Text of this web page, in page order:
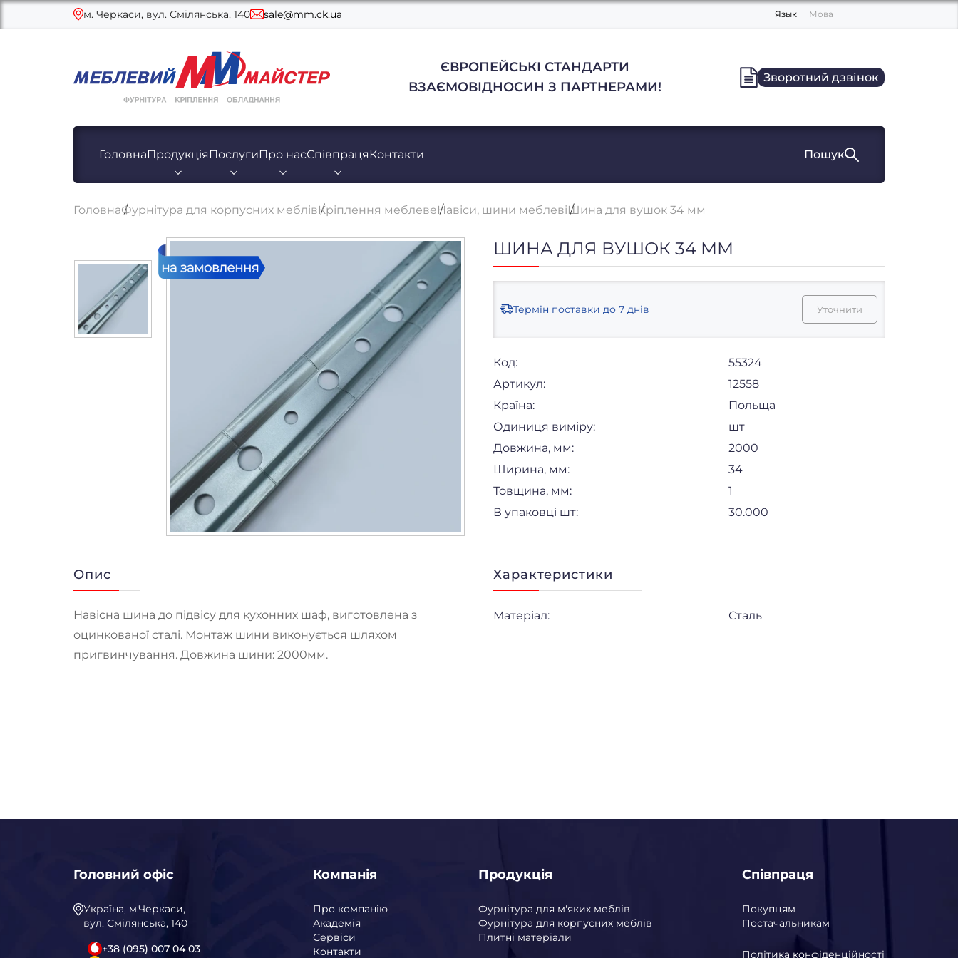
м. Черкаси, вул. Смілянська, 140 sale@mm.ck.ua Язык Мова
ЄВРОПЕЙСЬКІ СТАНДАРТИ
ВЗАЄМОВІДНОСИН З ПАРТНЕРАМИ!
Зворотний дзвінок
ГоловнаПродукція ПослугиПро насСпівпраця Контакти Пошук
ГоловнаФурнітура для корпусних меблівКріплення меблевеНавіси, шини меблевіШина для вушок 34 мм
ШИНА ДЛЯ ВУШОК 34 ММ
Термін поставки до 7 днів Уточнити
Код:
55324
Артикул:
12558
Країна:
Польща
Одиниця виміру:
шт
Довжина, мм:
2000
Ширина, мм:
34
Товщина, мм:
1
В упаковці шт:
30.000
Опис
Навісна шина до підвісу для кухонних шаф, виготовлена з
оцинкованої сталі. Монтаж шини виконується шляхом
пригвинчування. Довжина шини: 2000мм.
Характеристики
Матеріал: Сталь
Головний офіс
Україна, м.Черкаси,
вул. Смілянська, 140
+38 (095) 007 04 03
Компанія
Про компанію
Академія
Сервіси
Контакти
Продукція
Фурнітура для м'яких меблів
Фурнітура для корпусних меблів
Плитні матеріали
Співпраця
Покупцям
Постачальникам
Політика конфіденційності